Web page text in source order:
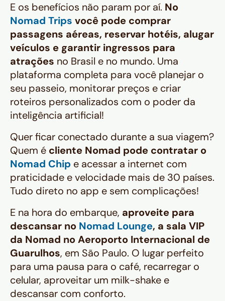
E os benefícios não param por aí. No
Nomad Trips você pode comprar
passagens aéreas, reservar hotéis, alugar
veículos e garantir ingressos para
atrações no Brasil e no mundo. Uma
plataforma completa para você planejar o
seu passeio, monitorar preços e criar
roteiros personalizados com o poder da
inteligência artificial!
Quer ficar conectado durante a sua viagem?
Quem é cliente Nomad pode contratar o
Nomad Chip e acessar a internet com
praticidade e velocidade mais de 30 países.
Tudo direto no app e sem complicações!
E na hora do embarque, aproveite para
descansar no Nomad Lounge, a sala VIP
da Nomad no Aeroporto Internacional de
Guarulhos, em São Paulo. O lugar perfeito
para uma pausa para o café, recarregar o
celular, aproveitar um milk-shake e
descansar com conforto.